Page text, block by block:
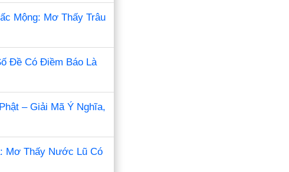
Mộng: Mơ Thấy Trâu
Đề Có Điềm Báo Là
– Giải Mã Ý Nghĩa,
Mơ Thấy Nước Lũ Có